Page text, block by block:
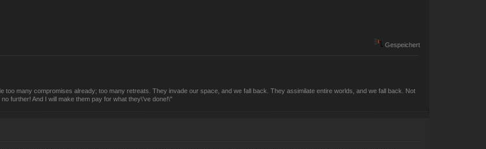
Gespeichert
too many compromises already; too many retreats. They invade our space, and we fall back. They assimilate entire worlds, and we fall back. Not
further! And I will make them pay for what they\'ve done!\"